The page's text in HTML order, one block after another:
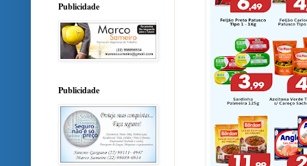
Publicidade
Publicidade